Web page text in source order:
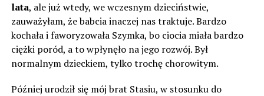
lata, ale już wtedy, we wczesnym dzieciństwie,
zauważyłam, że babcia inaczej nas traktuje. Bardzo
kochała i faworyzowała Szymka, bo ciocia miała bardzo
ciężki poród, a to wpłynęło na jego rozwój. Był
normalnym dzieckiem, tylko trochę chorowitym.
Później urodził się mój brat Stasiu, w stosunku do